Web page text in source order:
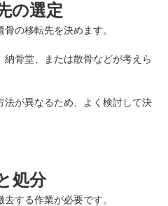
の選定
の移転先を決めます。
骨堂、または散骨などが考えら
が異なるため、よく検討して決
処分
する作業が必要です。